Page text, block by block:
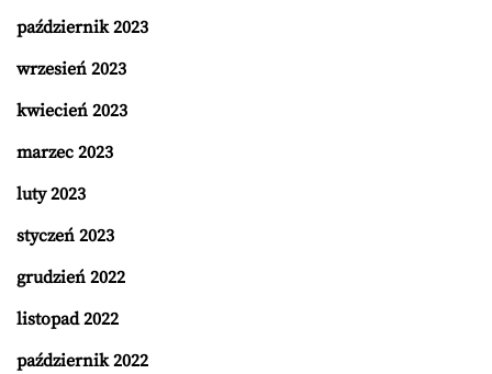
październik 2023
wrzesień 2023
kwiecień 2023
marzec 2023
luty 2023
styczeń 2023
grudzień 2022
listopad 2022
październik 2022